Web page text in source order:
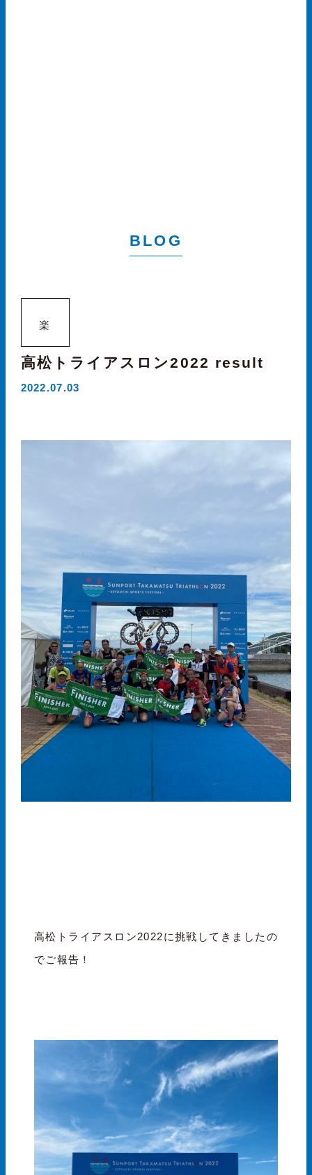
BLOG
楽
高松トライアスロン2022 result
2022.07.03
高松トライアスロン2022に挑戦してきましたの
でご報告！